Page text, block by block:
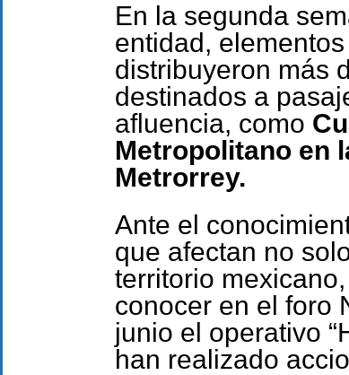
En la segunda
entidad,
distribuyeron más
destinados a
afluencia, como
Metropolitano en
Metrorrey.
Ante el
que afectan no
territorio
conocer en el foro
junio el operativo
han realizado